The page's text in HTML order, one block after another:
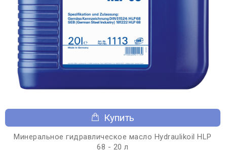
Купить
Минеральное гидравлическое масло Hydraulikoil HLP
68 - 20 л